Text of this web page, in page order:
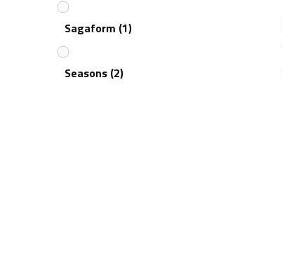
Sagaform (1)
Seasons (2)